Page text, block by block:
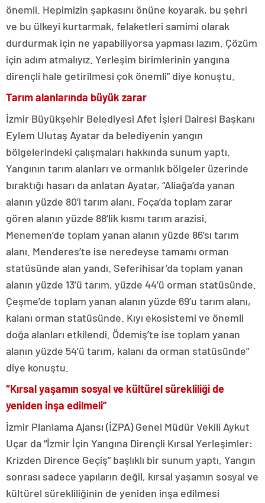
önemli. Hepimizin şapkasını önüne koyarak, bu şehri
ve bu ülkeyi kurtarmak, felaketleri samimi olarak
durdurmak için ne yapabiliyorsa yapması lazım. Çözüm
için adım atmalıyız. Yerleşim birimlerinin yangına
dirençli hale getirilmesi çok önemli” diye konuştu.
Tarım alanlarında büyük zarar
İzmir Büyükşehir Belediyesi Afet İşleri Dairesi Başkanı
Eylem Ulutaş Ayatar da belediyenin yangın
bölgelerindeki çalışmaları hakkında sunum yaptı.
Yangının tarım alanları ve ormanlık bölgeler üzerinde
bıraktığı hasarı da anlatan Ayatar, “Aliağa’da yanan
alanın yüzde 80’i tarım alanı. Foça’da toplam zarar
gören alanın yüzde 88’lik kısmı tarım arazisi.
Menemen’de toplam yanan alanın yüzde 86’sı tarım
alanı. Menderes’te ise neredeyse tamamı orman
statüsünde alan yandı. Seferihisar’da toplam yanan
alanın yüzde 13’ü tarım, yüzde 44’ü orman statüsünde.
Çeşme’de toplam yanan alanın yüzde 69’u tarım alanı,
kalanı orman statüsünde. Kıyı ekosistemi ve önemli
doğa alanları etkilendi. Ödemiş’te ise toplam yanan
alanın yüzde 54’ü tarım, kalanı da orman statüsünde”
diye konuştu.
“Kırsal yaşamın sosyal ve kültürel sürekliliği de
yeniden inşa edilmeli”
İzmir Planlama Ajansı (İZPA) Genel Müdür Vekili Aykut
Uçar da “İzmir İçin Yangına Dirençli Kırsal Yerleşimler:
Krizden Dirence Geçiş” başlıklı bir sunum yaptı. Yangın
sonrası sadece yapıların değil, kırsal yaşamın sosyal ve
kültürel sürekliliğinin de yeniden inşa edilmesi